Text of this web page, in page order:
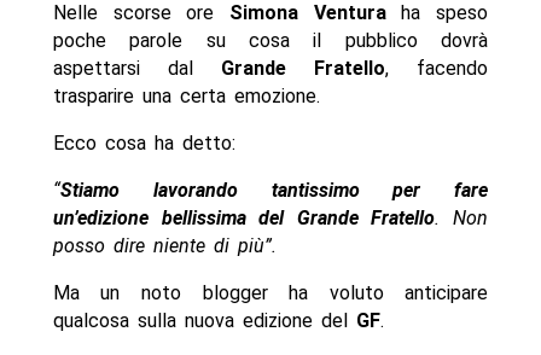
Nelle scorse ore Simona Venturaha speso
poche parole su cosa il pubblico dovrà
aspettarsi dal Grande Fratello, facendo
trasparire una certa emozione.
Ecco cosa ha detto:
“Stiamo lavorando tantissimo per fare
un’edizione bellissima del Grande Fratello. Non
posso dire niente di più”.
Ma un noto blogger ha voluto anticipare
qualcosa sulla nuova edizione del GF.